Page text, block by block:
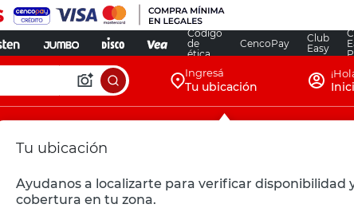
Código
de
ética
CencoPay
Club
Easy
Ingresá
Tu ubicación
Tu ubicación
Ayudanos a localizarte para verificar disponibilidad
cobertura en tu zona.
Servicios